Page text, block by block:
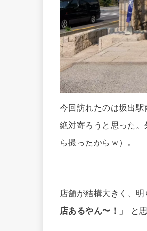
今回訪れたのは坂出
絶対寄ろうと思った
ら撮ったからｗ）。
店舗が結構大きく、
店あるやん〜！」
と